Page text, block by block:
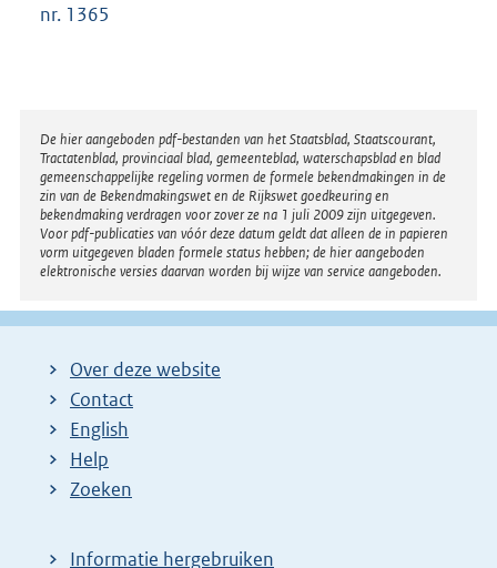
nr. 1365
Disclaimer
De hier aangeboden pdf-bestanden van het Staatsblad, Staatscourant,
Tractatenblad, provinciaal blad, gemeenteblad, waterschapsblad en blad
gemeenschappelijke regeling vormen de formele bekendmakingen in de
zin van de Bekendmakingswet en de Rijkswet goedkeuring en
bekendmaking verdragen voor zover ze na 1 juli 2009 zijn uitgegeven.
Voor pdf-publicaties van vóór deze datum geldt dat alleen de in papieren
vorm uitgegeven bladen formele status hebben; de hier aangeboden
elektronische versies daarvan worden bij wijze van service aangeboden.
Over deze website
Contact
English
Help
Zoeken
Informatie hergebruiken